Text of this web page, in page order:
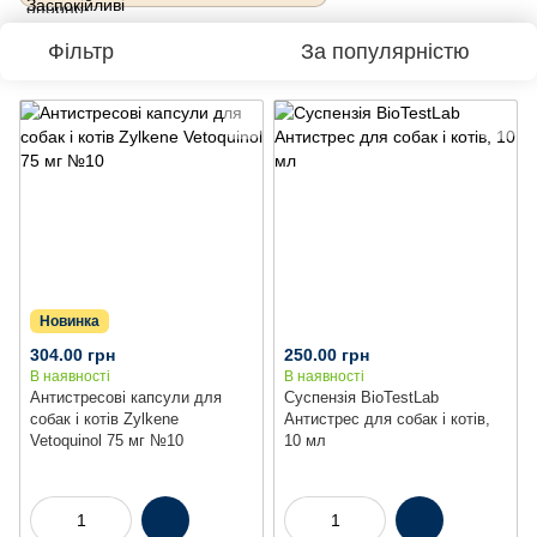
Фільтр За популярністю
Новинка
Антистресові капсули для
собак і котів Zylkene
Vetoquinol 75 мг №10
304.00 грн
В наявності
Суспензія BioTestLab
Антистрес для собак і котів,
10 мл
250.00 грн
В наявності